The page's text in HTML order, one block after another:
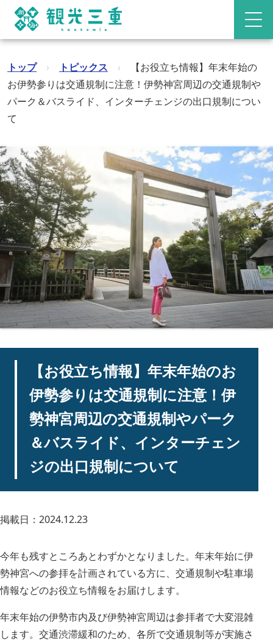
トップ › トピックス ›
【お役立ち情報】年末年始の
お伊勢参りは交通規制に注意！伊勢神宮周辺の交通規制や
パーク＆バスライド、インターチェンジの出口規制につい
て
【お役立ち情報】年末年始のお
伊勢参りは交通規制に注意！伊
勢神宮周辺の交通規制やパーク
＆バスライド、インターチェン
ジの出口規制について
掲載日：2024.12.23
今年も残すところあとわずかとなりました。年末年始に伊
勢神宮への参拝を計画されている方に、交通規制や駐車場
情報などのお役立ち情報をお届けします。
年末年始の伊勢市内及び伊勢神宮周辺は参拝者で大変混雑
します。交通渋滞緩和のため、各所で交通規制等が実施さ